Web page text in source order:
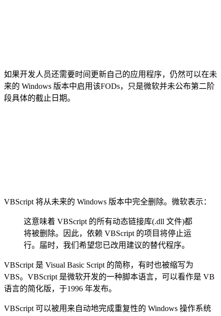
如果开发人员还需要时间更新自己的应用程序，仍然可以在未
来的 Windows 版本中启用该FODs，只是微软并未公布第二阶
段具体的截止日期。
VBScript 将从未来的 Windows 版本中完全删除。微软表示：
这意味着 VBScript 的所有动态链接库(.dll 文件)都
将被删除。因此，依赖 VBScript 的项目将停止运
行。届时，我们希望您已改用建议的替代程序。
VBScript 是 Visual Basic Script 的简称，有时也被缩写为
VBS。VBScript 是微软开发的一种脚本语言，可以看作是 VB
语言的简化版，于1996 年发布。
VBScript 可以被用来自动地完成重复性的 Windows 操作系统